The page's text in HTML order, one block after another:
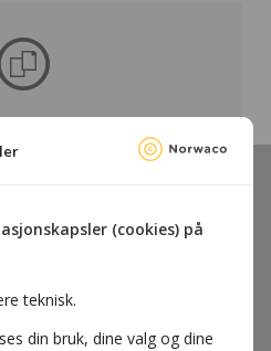
(cookies) på
teknisk.
din bruk, dine valg og dine